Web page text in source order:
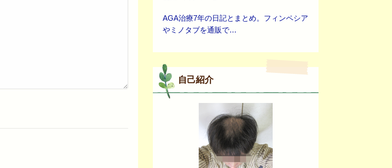
AGA治療7年の日記とまとめ。フィンペシア
やミノタブを通販で…
自己紹介